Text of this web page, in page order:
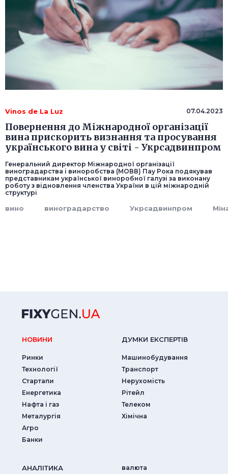
Vinos de La Luz 07.04.2023
Повернення до Міжнародної організації
вина прискорить визнання та просування
українського вина у світі - Укрсадвинпром
Генеральний директор Міжнародної організації
виноградарства і виноробства (МОВВ) Пау Рока подякував
представникам української виноробної галузі за виконану
роботу з відновлення членства України в цій міжнародній
структурі
вино виноградарство Укрсадвинпром
НОВИНИ
Ринки
Технології
Стартапи
Енергетика
Нафта і газ
Металургія
Агро
Банки
ДУМКИ ЕКСПЕРТIВ
Машинобудування
Транспорт
Нерухомість
Рітейл
Телеком
Хімічна
АНАЛIТИКА валюта